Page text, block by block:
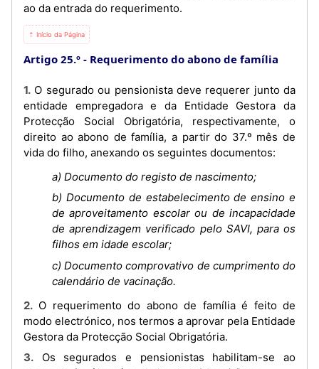
ao da entrada do requerimento.
⇡ Início da Página
Artigo 25.º Requerimento do abono de família
1. O segurado ou pensionista deve requerer junto da
entidade empregadora e da Entidade Gestora da
Protecção Social Obrigatória, respectivamente, o
direito ao abono de família, a partir do 37.º mês de
vida do filho, anexando os seguintes documentos:
a) Documento do registo de nascimento;
b) Documento de estabelecimento de ensino e
de aproveitamento escolar ou de incapacidade
de aprendizagem verificado pelo SAVI, para os
filhos em idade escolar;
c) Documento comprovativo de cumprimento do
calendário de vacinação.
2. O requerimento do abono de família é feito de
modo electrónico, nos termos a aprovar pela Entidade
Gestora da Protecção Social Obrigatória.
3. Os segurados e pensionistas habilitam-se ao